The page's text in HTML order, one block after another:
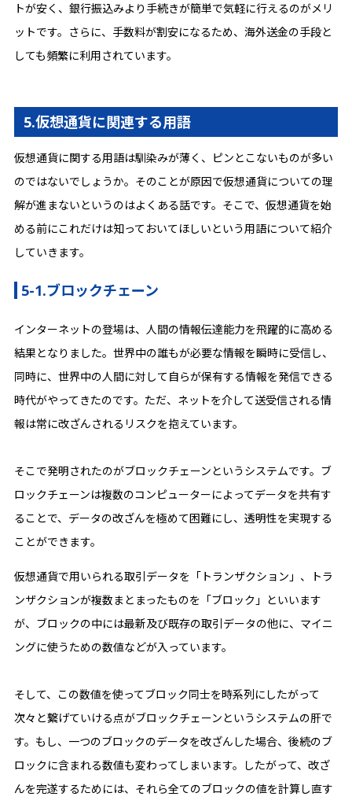
トが安く、銀行振込みより手続きが簡単で気軽に行えるのがメリ
ットです。さらに、手数料が割安になるため、海外送金の手段と
しても頻繁に利用されています。
5.仮想通貨に関連する用語
仮想通貨に関する用語は馴染みが薄く、ピンとこないものが多い
のではないでしょうか。そのことが原因で仮想通貨についての理
解が進まないというのはよくある話です。そこで、仮想通貨を始
める前にこれだけは知っておいてほしいという用語について紹介
していきます。
5-1.ブロックチェーン
インターネットの登場は、人間の情報伝達能力を飛躍的に高める
結果となりました。世界中の誰もが必要な情報を瞬時に受信し、
同時に、世界中の人間に対して自らが保有する情報を発信できる
時代がやってきたのです。ただ、ネットを介して送受信される情
報は常に改ざんされるリスクを抱えています。
そこで発明されたのがブロックチェーンというシステムです。ブ
ロックチェーンは複数のコンピューターによってデータを共有す
ることで、データの改ざんを極めて困難にし、透明性を実現する
ことができます。
仮想通貨で用いられる取引データを「トランザクション」、トラ
ンザクションが複数まとまったものを「ブロック」といいます
が、ブロックの中には最新及び既存の取引データの他に、マイニ
ングに使うための数値などが入っています。
そして、この数値を使ってブロック同士を時系列にしたがって
次々と繋げていける点がブロックチェーンというシステムの肝で
す。もし、一つのブロックのデータを改ざんした場合、後続のブ
ロックに含まれる数値も変わってしまいます。したがって、改ざ
んを完遂するためには、それら全てのブロックの値を計算し直す